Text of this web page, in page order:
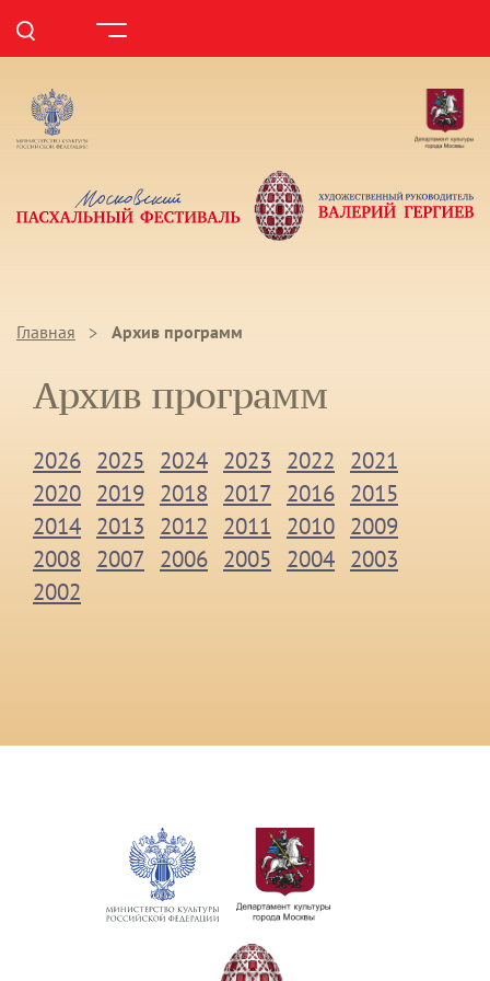
Главная Архив программ
Архив программ
2026 2025 2024 2023 2022 2021
2020 2019 2018 2017 2016 2015
2014 2013 2012 2011 2010 2009
2008 2007 2006 2005 2004 2003
2002